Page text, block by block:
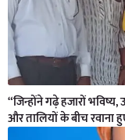
“जिन्होंने गढ़े हजारों
और तालियों के बीच रवाना